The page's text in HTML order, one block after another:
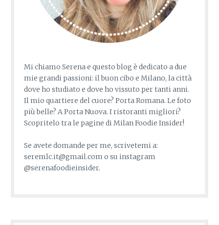
Mi chiamo Serena e questo blog è dedicato a due
mie grandi passioni: il buon cibo e Milano, la città
dove ho studiato e dove ho vissuto per tanti anni.
Il mio quartiere del cuore? Porta Romana. Le foto
più belle? A Porta Nuova. I ristoranti migliori?
Scopritelo tra le pagine di Milan Foodie Insider!
Se avete domande per me, scrivetemi a:
seremlc.it@gmail.com o su instagram
@serenafoodieinsider.